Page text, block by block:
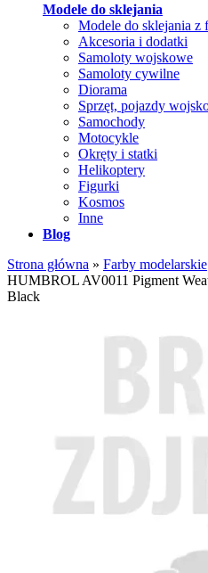
Modele do sklejania
Modele do sklejania z
Akcesoria i dodatki
Samoloty wojskowe
Samoloty cywilne
Diorama
Sprzęt, pojazdy
Samochody
Motocykle
Okręty i statki
Helikoptery
Figurki
Kosmos
Inne
Blog
Strona główna » Farby modelarskie
HUMBROL AV0011 Pigment
Black